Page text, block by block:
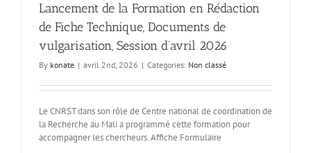
Lancement de la Formation en Rédaction
de Fiche Technique, Documents de
vulgarisation, Session d’avril 2026
By konate | avril 2nd, 2026 | Categories: Non classé
Le CNRST dans son rôle de Centre national de coordination de
la Recherche au Mali a programmé cette formation pour
accompagner les chercheurs. Affiche Formulaire